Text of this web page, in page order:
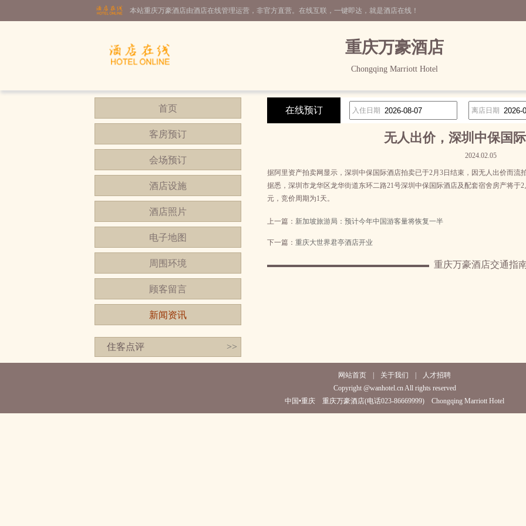
本站重庆万豪酒店由酒店在线管理运营，非官方直营。在线互联，一键即达，就是酒店在线！
重庆万豪酒店
Chongqing Marriott Hotel
首页
客房预订
会场预订
酒店设施
酒店照片
电子地图
周围环境
顾客留言
新闻资讯
住客点评 >>
在线预订 入住日期 离店日期
无人出价，深圳中保国
2024.02.05
据阿里资产拍卖网显示，深圳中保国际酒店拍卖已于2月3日结束，因无人出价而流
据悉，深圳市龙华区龙华街道东环二路21号深圳中保国际酒店及配套宿舍房产将于
元，竞价周期为1天。
上一篇： 新加坡旅游局：预计今年中国游客量将恢复一半
下一篇： 重庆大世界君亭酒店开业
重庆万豪酒店交通指
网站首页 关于我们
人才招聘
Copyright @wanhotel.cn All rights reserved
中国•重庆 重庆万豪酒店(电话023-86669999) Chongqing Marriott Hotel